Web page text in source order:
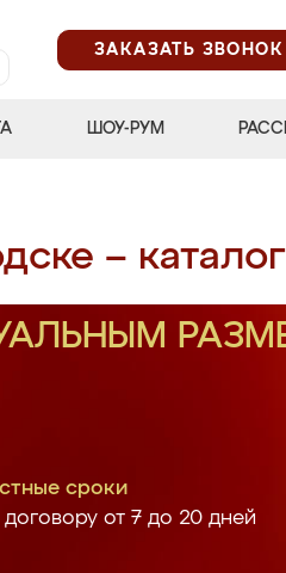
ЗАКАЗАТЬ ЗВОНОК
ШОУ-РУМ
–
сроки
договору от 7 до 20 дней